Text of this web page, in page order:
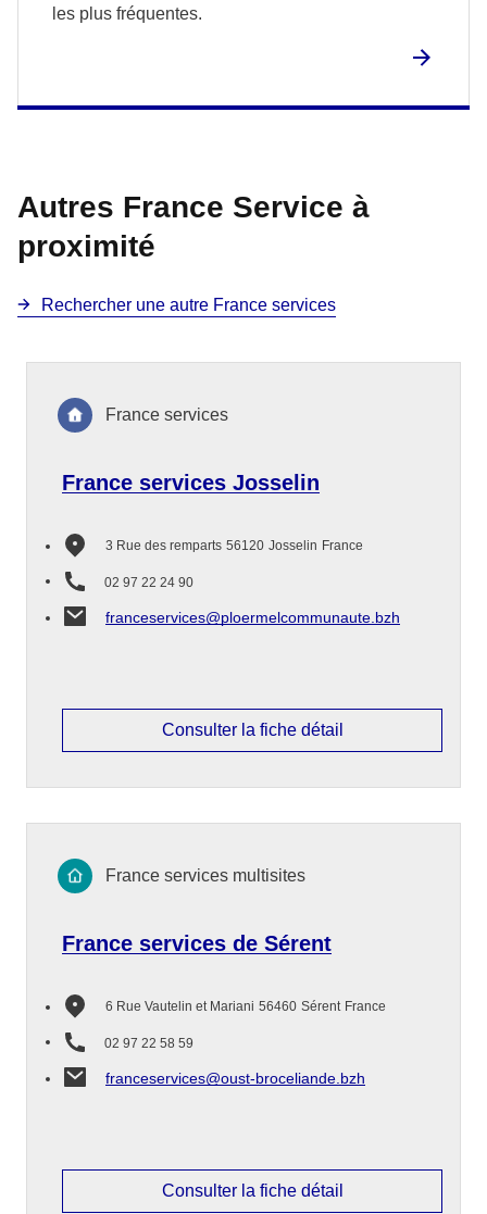
les plus fréquentes.
Autres France Service à
proximité
Rechercher une autre France services
France services Josselin
3 Rue des remparts 56120 Josselin France
02 97 22 24 90
franceservices@ploermelcommunaute.bzh
France services
Consulter la fiche détail
France services de Sérent
6 Rue Vautelin et Mariani 56460 Sérent France
02 97 22 58 59
franceservices@oust-broceliande.bzh
France services multisites
Consulter la fiche détail